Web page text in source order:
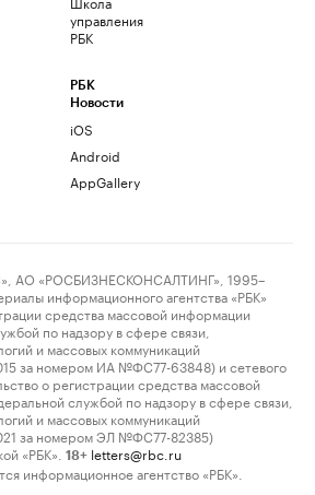
управления
РБК
РБК
Новости
iOS
Android
AppGallery
АО «РОСБИЗНЕСКОНСАЛТИНГ», 1995–
информационного агентства «РБК»
средства массовой информации
по надзору в сфере связи,
и массовых коммуникаций
за номером ИА №ФС77-63848) и сетевого
о регистрации средства массовой
службой по надзору в сфере связи,
и массовых коммуникаций
за номером ЭЛ №ФС77-82385)
«РБК».
18+ letters@rbc.ru
информационное агентство «РБК».